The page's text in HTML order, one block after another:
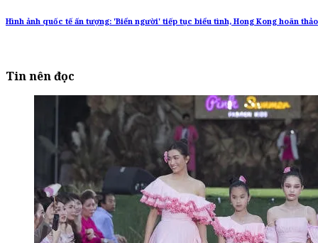
Hình ảnh quốc tế ấn tượng: 'Biển người' tiếp tục biểu tình, Hong Kong hoãn
Tin nên đọc